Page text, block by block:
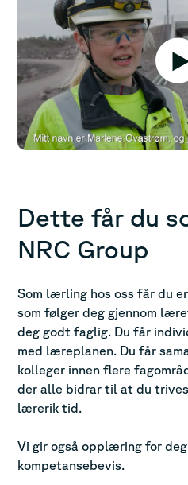
Dette får du
NRC Group
Som lærling hos oss får du
som følger deg gjennom
deg godt faglig. Du får
med læreplanen. Du får
kolleger innen flere
der alle bidrar til at du
lærerik tid.
Vi gir også opplæring for deg
kompetansebevis.